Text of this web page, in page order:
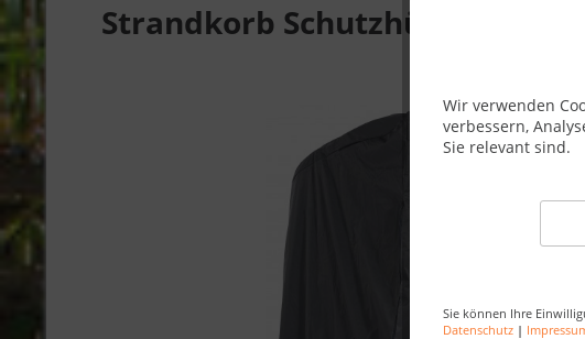
Wir verwenden
verbessern,
Sie relevant sind.
Sie können Ihre
Datenschutz |
Strandkorb Schutzhülle